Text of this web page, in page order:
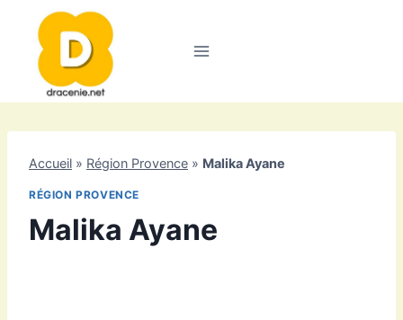
contenu
Accueil » Région Provence » Malika Ayane
RÉGION PROVENCE
Malika Ayane